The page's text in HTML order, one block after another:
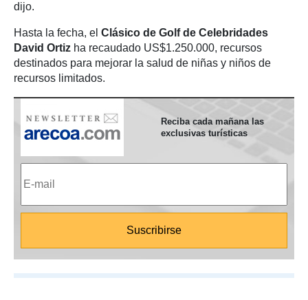
dijo.
Hasta la fecha, el Clásico de Golf de Celebridades
David Ortiz ha recaudado US$1.250.000, recursos
destinados para mejorar la salud de niñas y niños de
recursos limitados.
Reciba cada mañana las
exclusivas turísticas